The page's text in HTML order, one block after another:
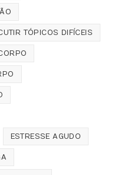
TÓPICOS DIFÍCEIS
ESTRESSE AGUDO